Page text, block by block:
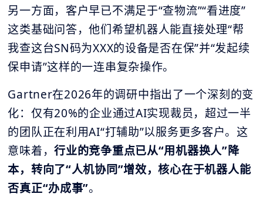
另一方面，客户早已不满足于“查物流”“看进度”
这类基础问答，他们希望机器人能直接处理“帮
我查这台SN码为XXX的设备是否在保”并“发起续
保申请”这样的一连串复杂操作。
Gartner在2026年的调研中指出了一个深刻的变
化：仅有20%的企业通过AI实现裁员，超过一半
的团队正在利用AI“打辅助”以服务更多客户。这
意味着，行业的竞争重点已从“用机器换人”降
本，转向了“人机协同”增效，核心在于机器人能
否真正“办成事”。